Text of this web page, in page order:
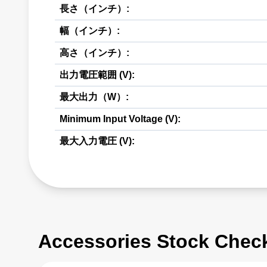
長さ（インチ）:
幅（インチ）:
高さ（インチ）:
出力電圧範囲 (V):
最大出力（W）:
Minimum Input Voltage (V):
最大入力電圧 (V):
Accessories Stock